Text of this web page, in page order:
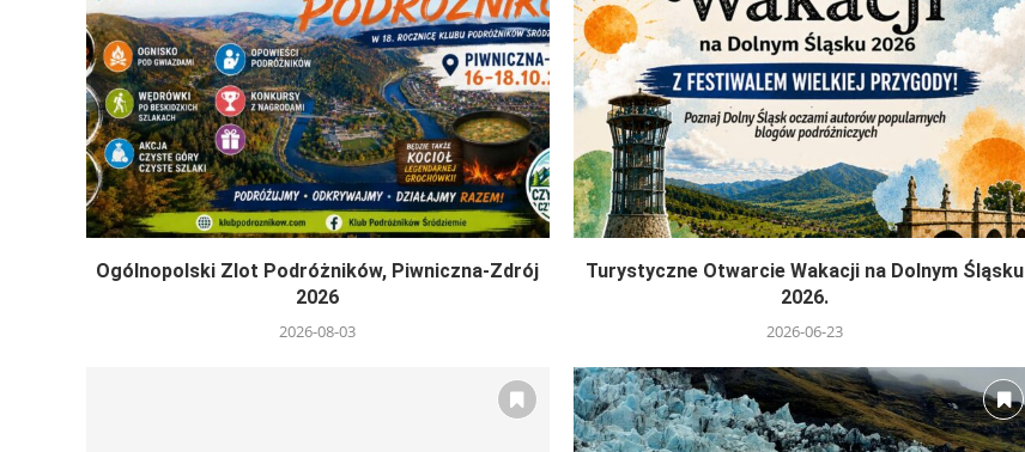
Ogólnopolski Zlot Podróżników, Piwniczna-Zdrój
2026
2026-08-03
Turystyczne Otwarcie Wakacji na Dolnym Śląsku
2026.
2026-06-23